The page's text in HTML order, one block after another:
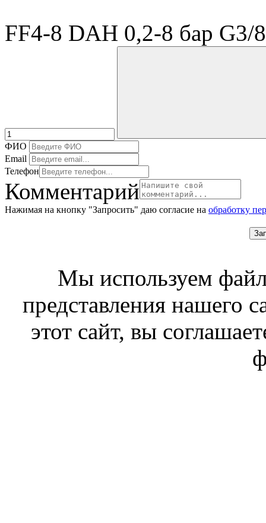
FF4-8 DAH 0,2-8 бар G3/
ФИО
Email
Телефон
Комментарий
Нажимая на кнопку "Запросить" даю согласие на обработку
Мы используем
представления нашего
этот сайт, вы